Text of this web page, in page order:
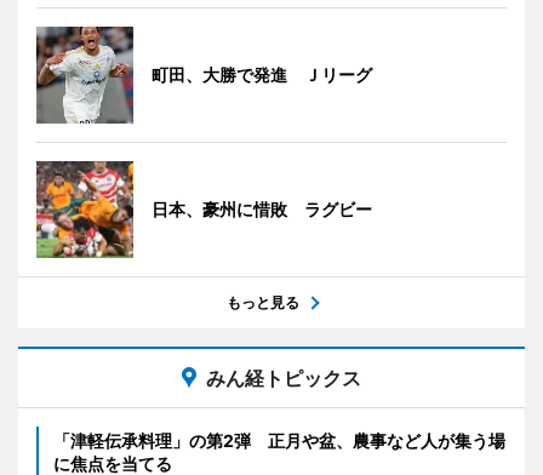
町田、大勝で発進 Ｊリーグ
日本、豪州に惜敗 ラグビー
もっと見る
みん経トピックス
「津軽伝承料理」の第2弾 正月や盆、農事など人が集う場
に焦点を当てる